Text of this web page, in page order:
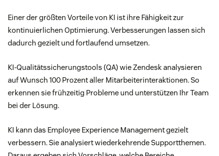
Einer der größten Vorteile von KI ist ihre Fähigkeit zur
kontinuierlichen Optimierung. Verbesserungen lassen sich
dadurch gezielt und fortlaufend umsetzen.
KI-Qualitätssicherungstools (QA) wie Zendesk analysieren
auf Wunsch 100 Prozent aller Mitarbeiterinteraktionen. So
erkennen sie frühzeitig Probleme und unterstützen Ihr Team
bei der Lösung.
KI kann das Employee Experience Management gezielt
verbessern. Sie analysiert wiederkehrende Supportthemen.